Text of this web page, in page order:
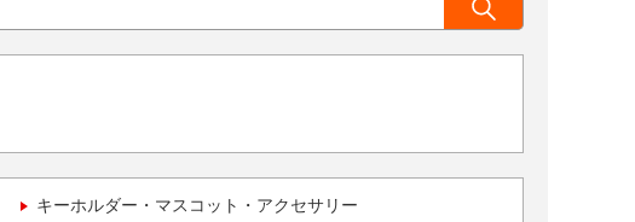
キーホルダー・マスコット・アクセサリー